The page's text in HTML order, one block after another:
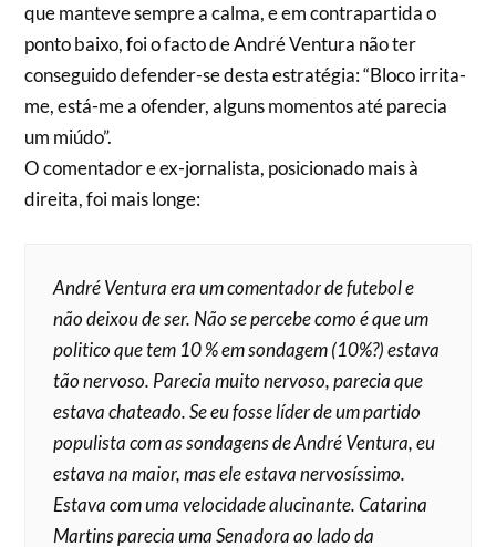
que manteve sempre a calma, e em contrapartida o
ponto baixo, foi o facto de André Ventura não ter
conseguido defender-se desta estratégia: “Bloco irrita-
me, está-me a ofender, alguns momentos até parecia
um miúdo”.
O comentador e ex-jornalista, posicionado mais à
direita, foi mais longe:
André Ventura era um comentador de futebol e
não deixou de ser. Não se percebe como é que um
politico que tem 10 % em sondagem (10%?) estava
tão nervoso. Parecia muito nervoso, parecia que
estava chateado. Se eu fosse líder de um partido
populista com as sondagens de André Ventura, eu
estava na maior, mas ele estava nervosíssimo.
Estava com uma velocidade alucinante. Catarina
Martins parecia uma Senadora ao lado da